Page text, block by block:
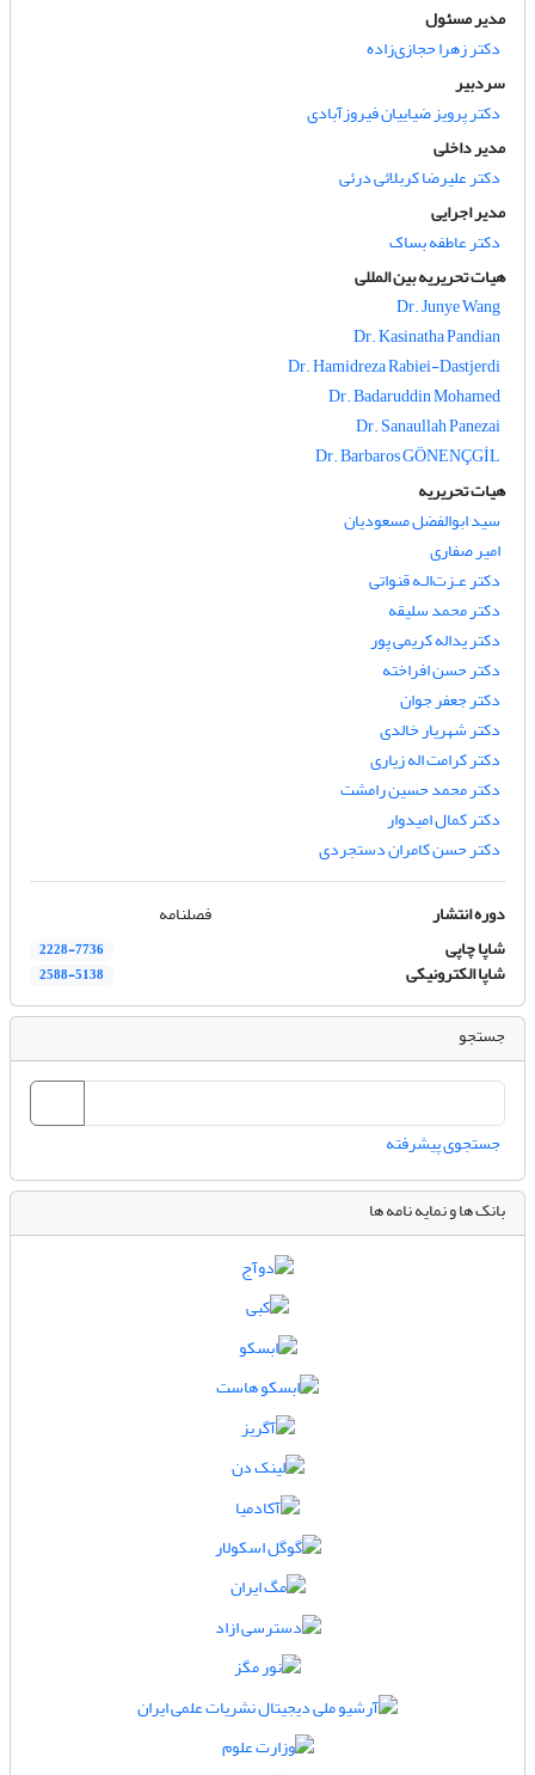
مدیر مسئول
دکتر زهرا حجازی‌زاده
سردبیر
دکتر پرویز ضیاییان فیروزآبادی
مدیر داخلی
دکتر علیرضا کربلائی درئی
مدیر اجرایی
دکتر عاطفه بساک
هیات تحریریه بین المللی
Dr. Junye Wang
Dr. Kasinatha Pandian
Dr. Hamidreza Rabiei-Dastjerdi
Dr. Badaruddin Mohamed
Dr. Sanaullah Panezai
Dr. Barbaros GÖNENÇGİL
هیات تحریریه
سید ابوالفضل مسعودیان
امیر صفاری
دکتر عـزت‌الـه قنواتی
دکتر محمد سلیقه
دکتر یداله کریمی پور
دکتر حسن افراخته
دکتر جعفر جوان
دکتر شهریار خالدی
دکتر کرامت اله زیاری
دکتر محمد حسین رامشت
دکتر کمال امیدوار
دکتر حسن کامران دستجردی
دوره انتشار
فصلنامه
شاپا چاپی
2228-7736
شاپا الکترونیکی 2588-5138
جستجو
جستجوی پیشرفته
بانک ها و نمایه نامه ها